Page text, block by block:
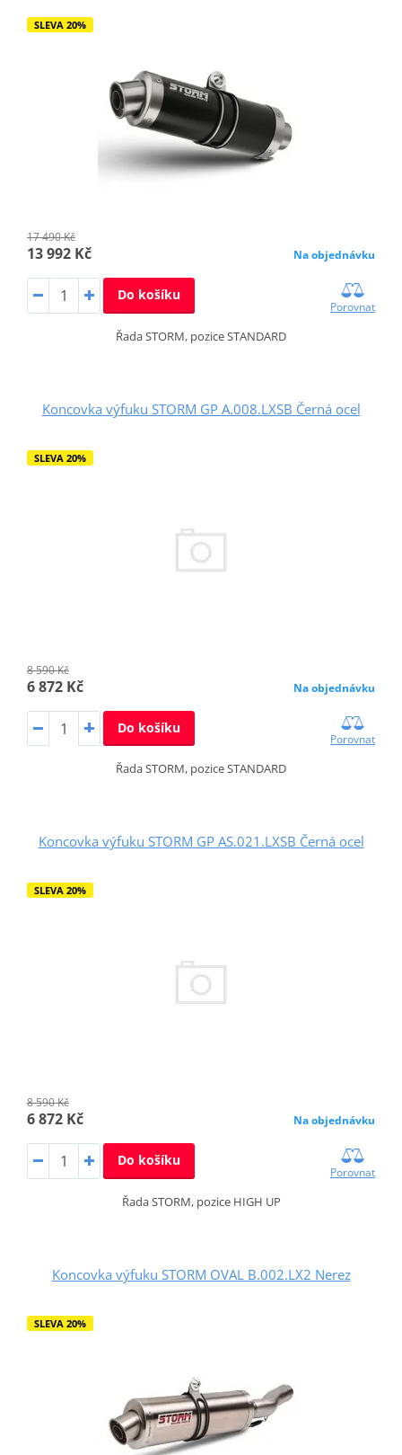
SLEVA 20%
17 490 Kč
13 992 Kč Na objednávku
Do košíku
Porovnat
Řada STORM, pozice STANDARD
Koncovka výfuku STORM GP A.008.LXSB Černá ocel
SLEVA 20%
8 590 Kč
6 872 Kč Na objednávku
Do košíku
Porovnat
Řada STORM, pozice STANDARD
Koncovka výfuku STORM GP AS.021.LXSB Černá ocel
SLEVA 20%
8 590 Kč
6 872 Kč Na objednávku
Do košíku
Porovnat
Řada STORM, pozice HIGH UP
Koncovka výfuku STORM OVAL B.002.LX2 Nerez
SLEVA 20%